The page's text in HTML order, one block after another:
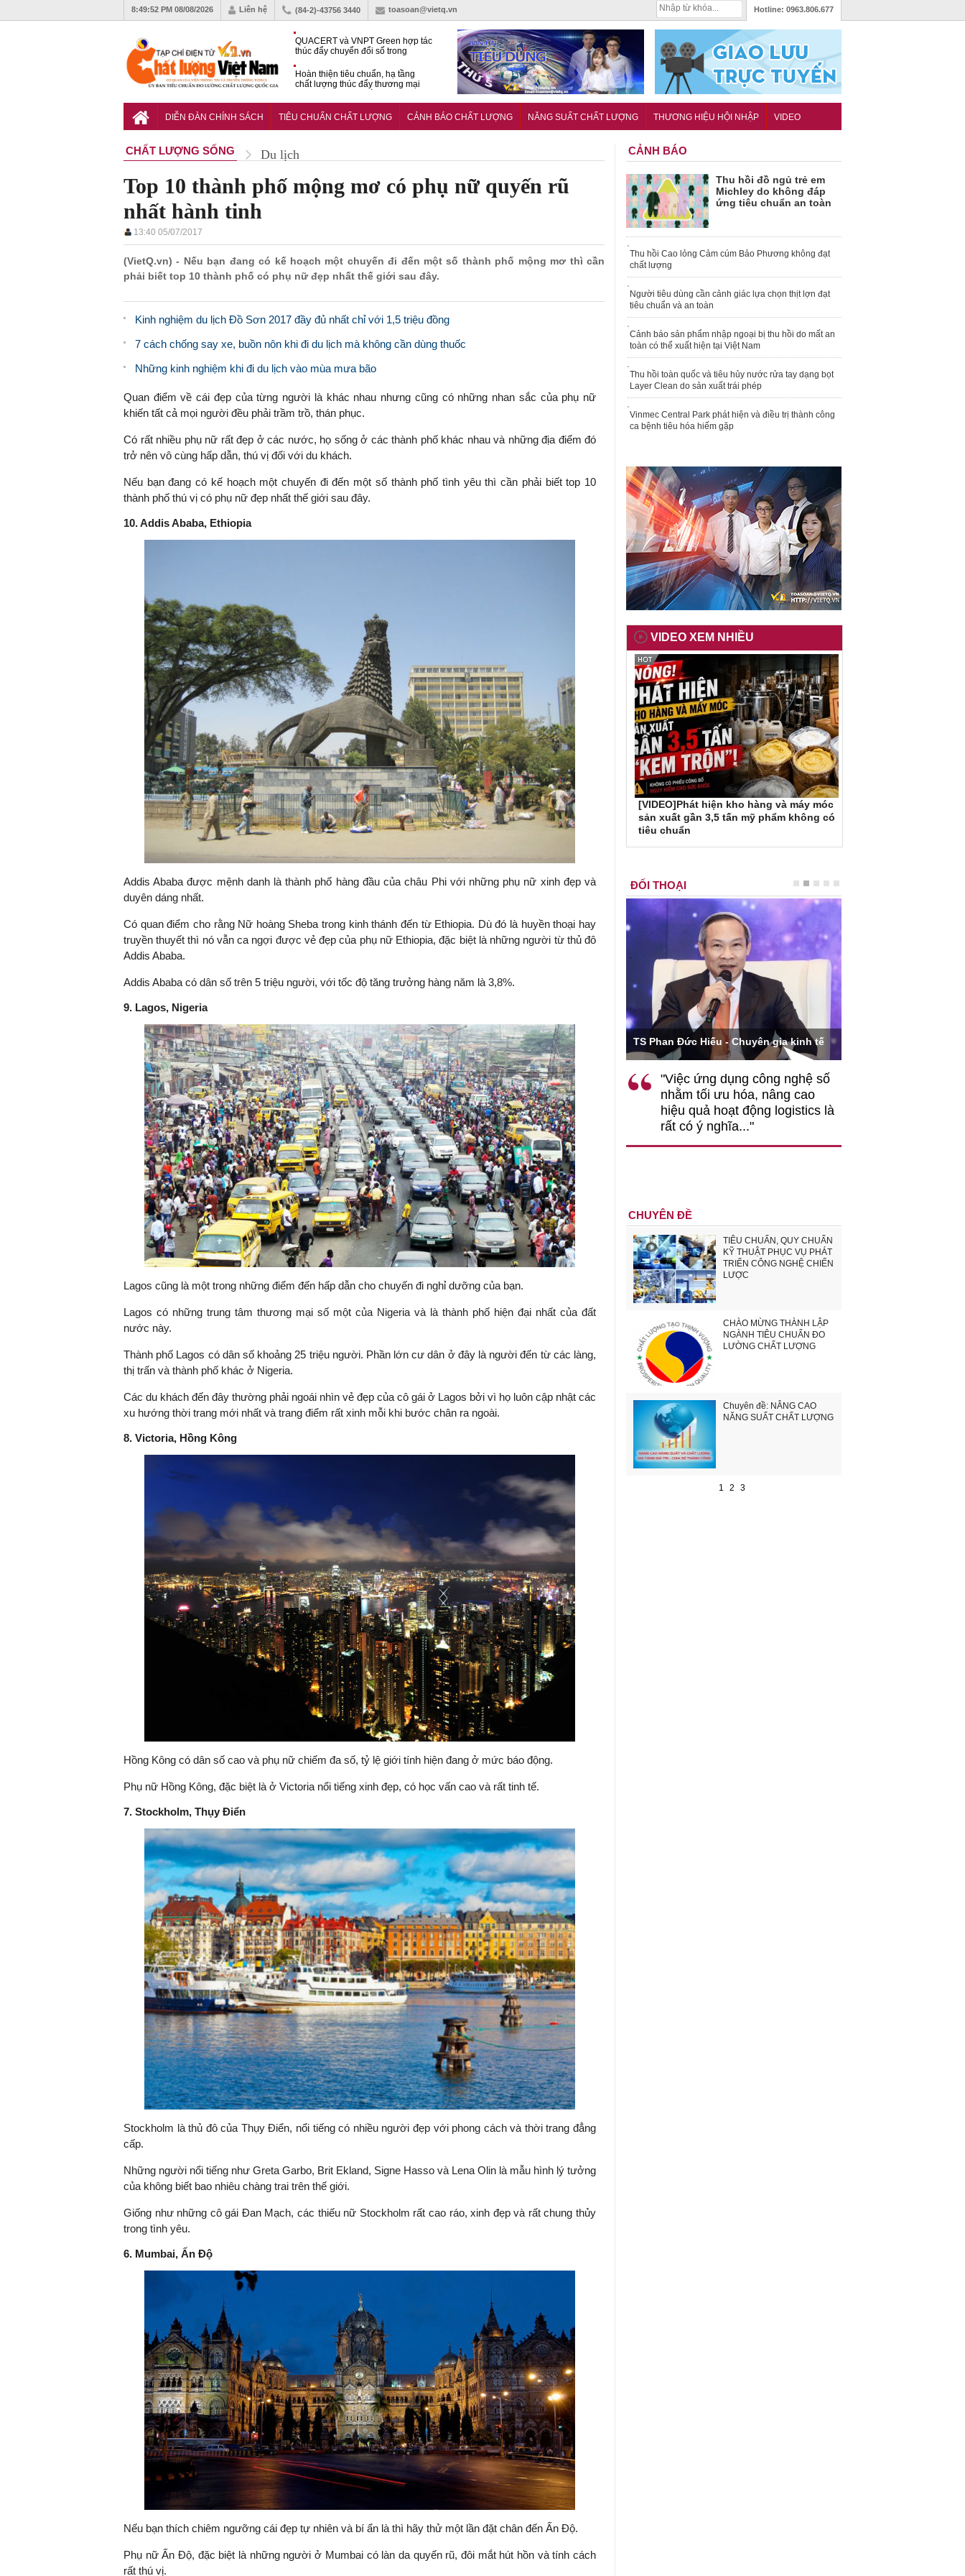
8:49:54 PM 08/08/2026 Liên hệ (84-2)-43756 3440 toasoan@vietq.vn Hotline: 0963.806.677
QUACERT và VNPT Green hợp tác
thúc đẩy chuyển đổi số trong
Hoàn thiện tiêu chuẩn, hạ tầng
chất lượng thúc đẩy thương mại
nghiền di động
DIỄN ĐÀN CHÍNH SÁCH TIÊU CHUẨN CHẤT LƯỢNG CẢNH BÁO CHẤT LƯỢNG NĂNG SUẤT CHẤT LƯỢNG THƯƠNG HIỆU HỘI NHẬP VIDEO
CHẤT LƯỢNG SỐNG Du lịch
Top 10 thành phố mộng mơ có phụ nữ quyến rũ
nhất hành tinh
13:40 05/07/2017
(VietQ.vn) - Nếu bạn đang có kế hoạch một chuyến đi đến một số thành phố mộng mơ thì cần
phải biết top 10 thành phố có phụ nữ đẹp nhất thế giới sau đây.
Kinh nghiệm du lịch Đồ Sơn 2017 đầy đủ nhất chỉ với 1,5 triệu đồng
7 cách chống say xe, buồn nôn khi đi du lịch mà không cần dùng thuốc
Những kinh nghiệm khi đi du lịch vào mùa mưa bão
Quan điểm về cái đẹp của từng người là khác nhau nhưng cũng có những nhan sắc của phụ nữ
khiến tất cả mọi người đều phải trầm trồ, thán phục.
Có rất nhiều phụ nữ rất đẹp ở các nước, họ sống ở các thành phố khác nhau và những địa điểm đó
trở nên vô cùng hấp dẫn, thú vị đối với du khách.
Nếu bạn đang có kế hoạch một chuyến đi đến một số thành phố tình yêu thì cần phải biết top 10
thành phố thú vị có phụ nữ đẹp nhất thế giới sau đây.
10. Addis Ababa, Ethiopia
Addis Ababa được mệnh danh là thành phố hàng đầu của châu Phi với những phụ nữ xinh đẹp và
duyên dáng nhất.
Có quan điểm cho rằng Nữ hoàng Sheba trong kinh thánh đến từ Ethiopia. Dù đó là huyền thoại hay
truyền thuyết thì nó vẫn ca ngợi được vẻ đẹp của phụ nữ Ethiopia, đặc biệt là những người từ thủ đô
Addis Ababa.
Addis Ababa có dân số trên 5 triệu người, với tốc độ tăng trưởng hàng năm là 3,8%.
9. Lagos, Nigeria
Lagos cũng là một trong những điểm đến hấp dẫn cho chuyến đi nghỉ dưỡng của bạn.
Lagos có những trung tâm thương mại số một của Nigeria và là thành phố hiện đại nhất của đất
nước này.
Thành phố Lagos có dân số khoảng 25 triệu người. Phần lớn cư dân ở đây là người đến từ các làng,
thị trấn và thành phố khác ở Nigeria.
Các du khách đến đây thường phải ngoái nhìn vẻ đẹp của cô gái ở Lagos bởi vì họ luôn cập nhật các
xu hướng thời trang mới nhất và trang điểm rất xinh mỗi khi bước chân ra ngoài.
8. Victoria, Hồng Kông
Hồng Kông có dân số cao và phụ nữ chiếm đa số, tỷ lệ giới tính hiện đang ở mức báo động.
Phụ nữ Hồng Kông, đặc biệt là ở Victoria nổi tiếng xinh đẹp, có học vấn cao và rất tinh tế.
7. Stockholm, Thụy Điển
Stockholm là thủ đô của Thụy Điển, nổi tiếng có nhiều người đẹp với phong cách và thời trang đẳng
cấp.
Những người nổi tiếng như Greta Garbo, Brit Ekland, Signe Hasso và Lena Olin là mẫu hình lý tưởng
của không biết bao nhiêu chàng trai trên thế giới.
Giống như những cô gái Đan Mạch, các thiếu nữ Stockholm rất cao ráo, xinh đẹp và rất chung thủy
trong tình yêu.
6. Mumbai, Ấn Độ
Nếu bạn thích chiêm ngưỡng cái đẹp tự nhiên và bí ẩn là thì hãy thử một lần đặt chân đến Ấn Độ.
Phụ nữ Ấn Độ, đặc biệt là những người ở Mumbai có làn da quyến rũ, đôi mắt hút hồn và tính cách
rất thú vị.
CẢNH BÁO
Thu hồi đồ ngủ trẻ em
Michley do không đáp
ứng tiêu chuẩn an toàn
Thu hồi Cao lỏng Cảm cúm Bảo Phương không đạt
chất lượng
Người tiêu dùng cần cảnh giác lựa chọn thịt lợn đạt
tiêu chuẩn và an toàn
Cảnh báo sản phẩm nhập ngoại bị thu hồi do mất an
toàn có thể xuất hiện tại Việt Nam
Thu hồi toàn quốc và tiêu hủy nước rửa tay dạng bọt
Layer Clean do sản xuất trái phép
Vinmec Central Park phát hiện và điều trị thành công
ca bệnh tiêu hóa hiếm gặp
VIDEO XEM NHIỀU
[VIDEO]Phát hiện kho hàng và máy móc
sản xuất gần 3,5 tấn mỹ phẩm không có
tiêu chuẩn
ĐỐI THOẠI
TS. Nguyễn Đức Độ - Phó Viện trưởng
Viện Kinh tế Tài chính
"Có rất nhiều việc phải làm
ngay từ bây giờ và trên thực tế
đang được tiến hành như tăng
đầu tư cho khoa học công
nghệ; ban hành các cơ chế
khuyến khích đổi mới sáng tạo,
khởi nghiệp..."
Việc sử dụng hiệu quả chính
sách tài khóa không chỉ mang ý
nghĩa hỗ trợ ngắn hạn mà còn
đóng vai trò tạo nền tảng cho
tăng trưởng bền vững dài hạn.
TS Phan Đức Hiếu - Chuyên gia kinh tế
"Việc ứng dụng công nghệ số
nhằm tối ưu hóa, nâng cao
hiệu quả hoạt động logistics là
rất có ý nghĩa..."
CHUYÊN ĐỀ
TIÊU CHUẨN, QUY CHUẨN
KỸ THUẬT PHỤC VỤ PHÁT
TRIỂN CÔNG NGHỆ CHIẾN
LƯỢC
CHÀO MỪNG THÀNH LẬP
NGÀNH TIÊU CHUẨN ĐO
LƯỜNG CHẤT LƯỢNG
Chuyên đề: NÂNG CAO
NĂNG SUẤT CHẤT LƯỢNG
1 2 3